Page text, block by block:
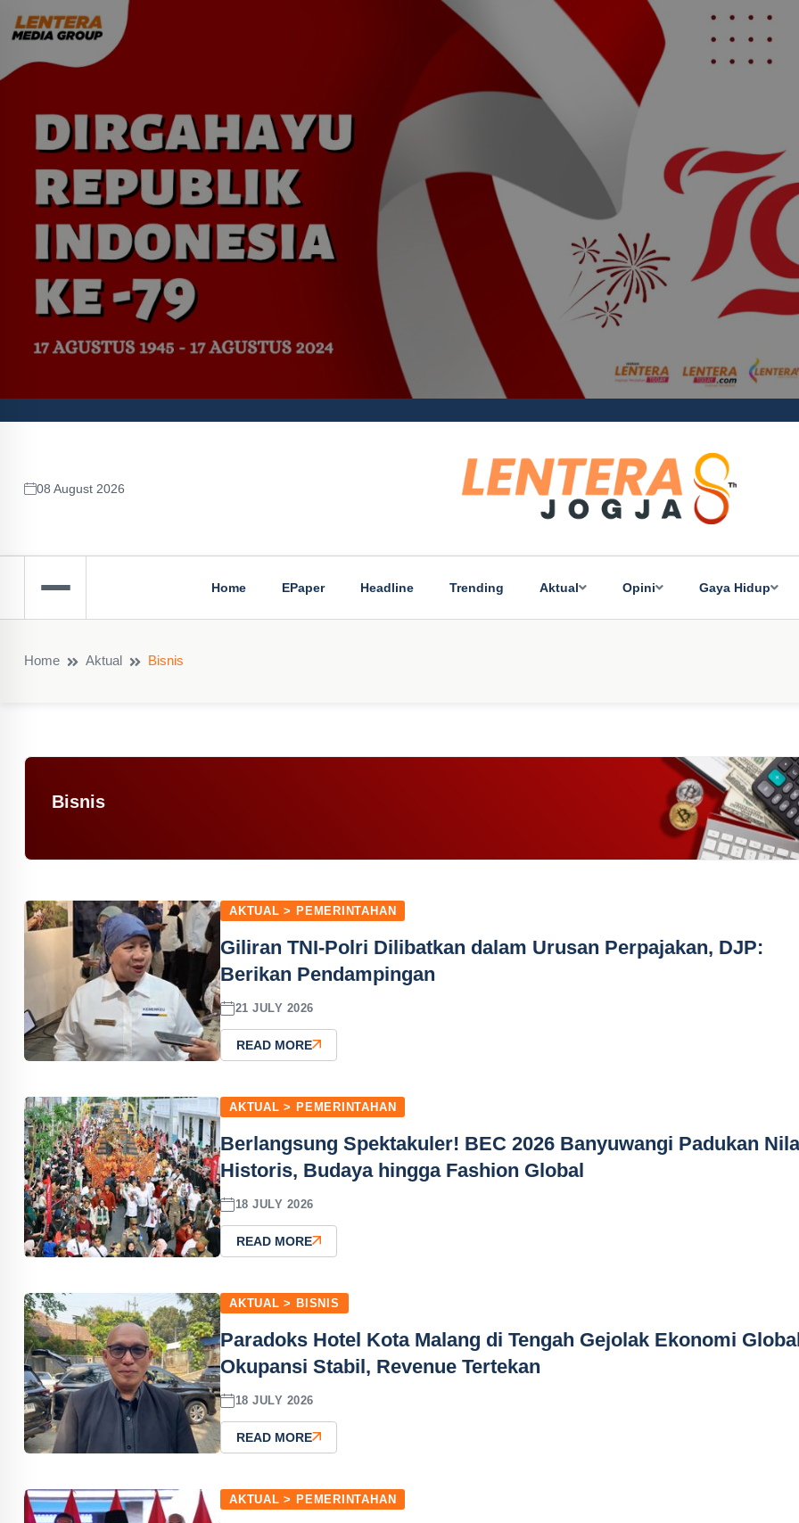
08 August 2026
Home EPaper Headline Trending Aktual Opini Gaya Hidup
Home Aktual Bisnis
Bisnis
AKTUAL > PEMERINTAHAN
Giliran TNI-Polri Dilibatkan dalam Urusan Perpajakan, DJP:
Berikan Pendampingan
21 JULY 2026
READ MORE
AKTUAL > PEMERINTAHAN
Berlangsung Spektakuler! BEC 2026 Banyuwangi Padukan
Historis, Budaya hingga Fashion Global
18 JULY 2026
READ MORE
AKTUAL > BISNIS
Paradoks Hotel Kota Malang di Tengah Gejolak Ekonomi
Okupansi Stabil, Revenue Tertekan
18 JULY 2026
READ MORE
AKTUAL > PEMERINTAHAN